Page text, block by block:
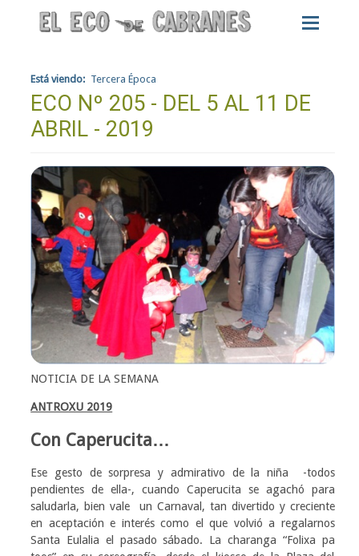
Está viendo: Tercera Época
ECO Nº 205 - DEL 5 AL 11 DE
ABRIL - 2019
NOTICIA DE LA SEMANA
ANTROXU 2019
Con Caperucita…
Ese gesto de sorpresa y admirativo de la niña -todos
pendientes de ella-, cuando Caperucita se agachó para
saludarla, bien vale un Carnaval, tan divertido y creciente
en aceptación e interés como el que volvió a regalarnos
Santa Eulalia el pasado sábado. La charanga “Folixa pa